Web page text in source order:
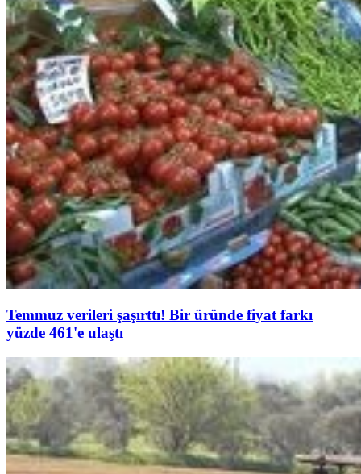
Temmuz verileri şaşırttı! Bir üründe fiyat farkı
yüzde 461'e ulaştı